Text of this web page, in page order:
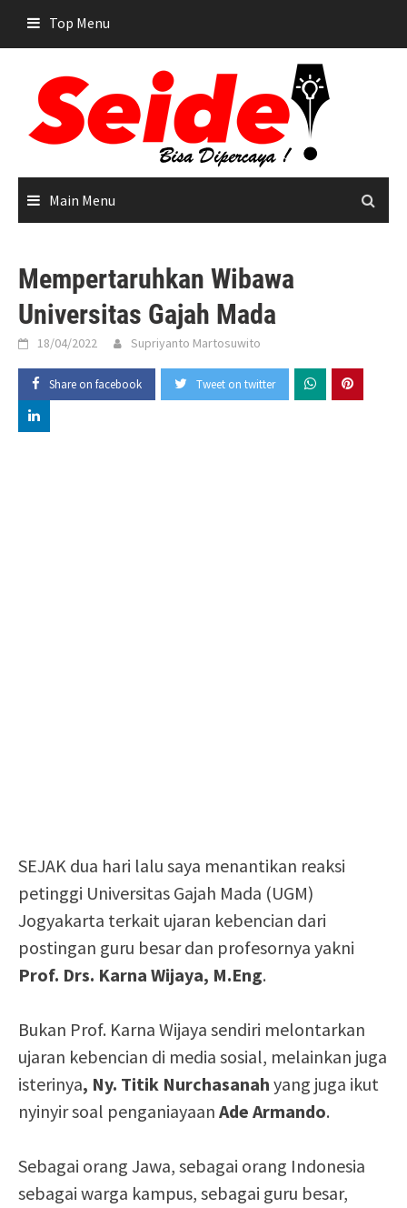
content
Top Menu
Main Menu
Mempertaruhkan Wibawa
Universitas Gajah Mada
18/04/2022 Supriyanto Martosuwito
Share on facebook Tweet on twitter
SEJAK dua hari lalu saya menantikan reaksi
petinggi Universitas Gajah Mada (UGM)
Jogyakarta terkait ujaran kebencian dari
postingan guru besar dan profesornya yakni
Prof. Drs. Karna Wijaya, M.Eng.
Bukan Prof. Karna Wijaya sendiri melontarkan
ujaran kebencian di media sosial, melainkan juga
isterinya, Ny. Titik Nurchasanah yang juga ikut
nyinyir soal penganiayaan Ade Armando.
Sebagai orang Jawa, sebagai orang Indonesia
sebagai warga kampus, sebagai guru besar,